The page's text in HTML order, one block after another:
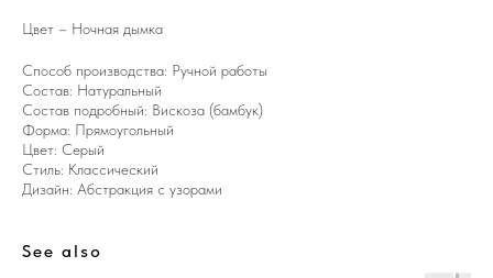
Цвет – Ночная дымка
Способ производства: Ручной работы
Состав: Натуральный
Состав подробный: Вискоза (бамбук)
Форма: Прямоугольный
Цвет: Серый
Стиль: Классический
Дизайн: Абстракция с узорами
See also